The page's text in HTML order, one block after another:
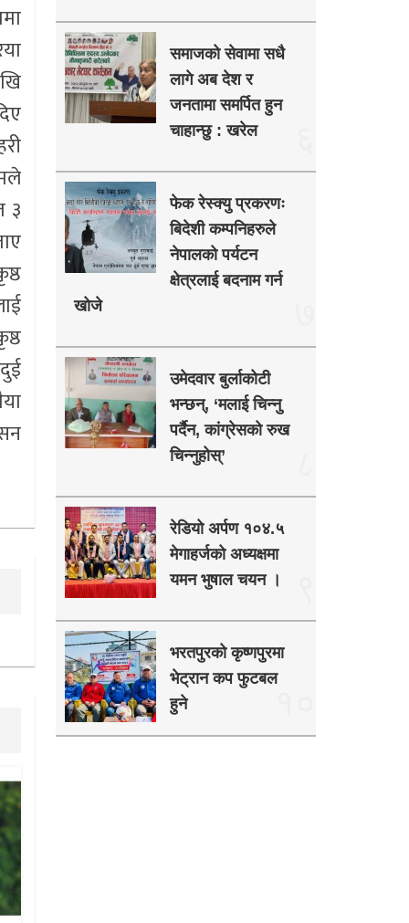
३
समाजको सेवामा सधै
लागे अब देश र
जनतामा समर्पित हुन
चाहान्छु : खरेल
फेक रेस्क्यु प्रकरणः
बिदेशी कम्पनिहरुले
नेपालको पर्यटन
क्षेत्रलाई बदनाम गर्न
खोजे
उमेदवार बुर्लाकोटी
भन्छन्, ‘मलाई चिन्नु
पर्दैन, कांग्रेसको रुख
चिन्नुहोस्’
रेडियो अर्पण १०४.५
मेगाहर्जको अध्यक्षमा
यमन भुषाल चयन ।
भरतपुरको कृष्णपुरमा
भेट्रान कप फुटबल
हुने